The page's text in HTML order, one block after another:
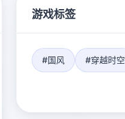
游戏标签
#国风 #穿越时空